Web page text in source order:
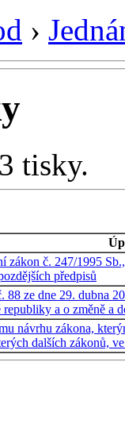
›
tisky.
zákon č. 247/1995
předpisů
88 ze dne 29. dubna
a o změně a
návrhu zákona,
dalších zákonů,